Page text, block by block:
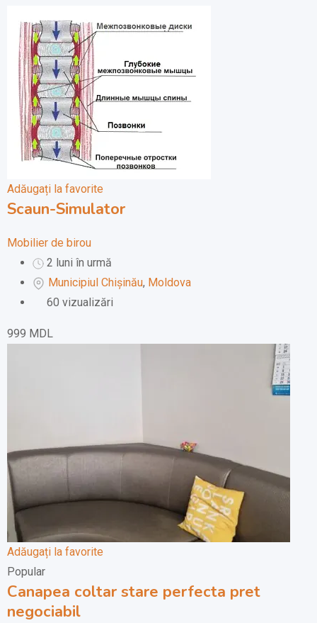
Adăugați la favorite
Scaun-Simulator
Mobilier de birou
2 luni în urmă
Municipiul Chișinău, Moldova
60 vizualizări
999 MDL
Adăugați la favorite
Popular
Canapea coltar stare perfecta pret
negociabil